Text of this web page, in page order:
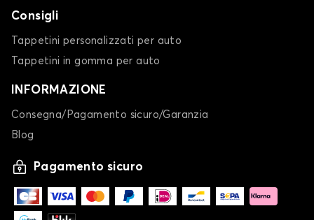
Consigli
Tappetini personalizzati per auto
Tappetini in gomma per auto
INFORMAZIONE
Consegna/Pagamento sicuro/Garanzia
Blog
Pagamento sicuro